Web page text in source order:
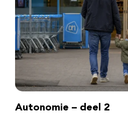
Autonomie – deel 2